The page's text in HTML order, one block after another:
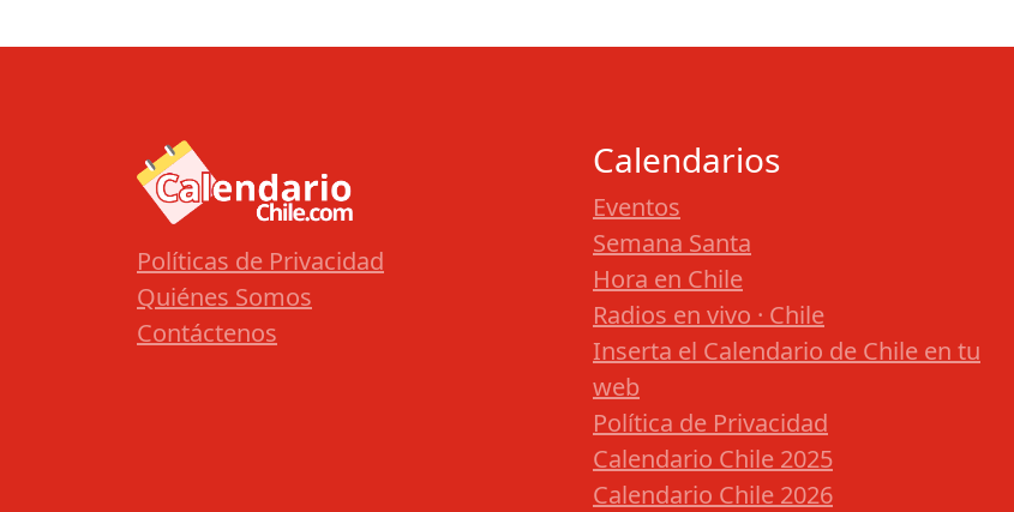
Políticas de Privacidad
Quiénes Somos
Contáctenos
Calendarios
Eventos
Semana Santa
Hora en Chile
Radios en vivo · Chile
Inserta el Calendario de Chile en tu
web
Política de Privacidad
Calendario Chile 2025
Calendario Chile 2026